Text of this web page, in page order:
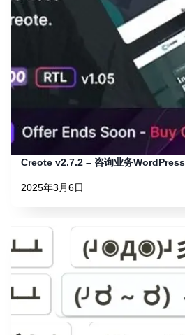
Creote v2.7.2 – 咨询业务
2025年3月6日